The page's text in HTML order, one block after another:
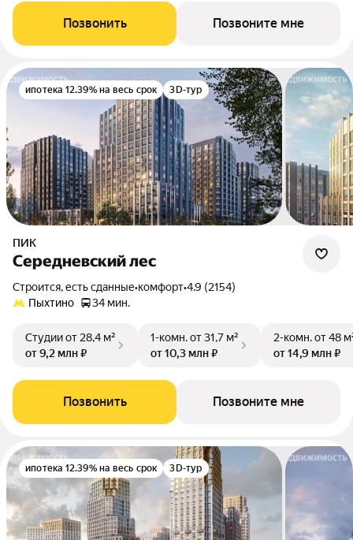
Позвонить Позвоните мне
ипотека 12.39% на весь срок 3D-тур
ПИК
Середневский лес
Строится, есть сданные•комфорт•4.9 (2154)
Пыхтино
34 мин.
Студииот 28,4 м²
от 9,2 млн ₽
1-комн.от 31,7 м²
от 10,3 млн ₽
2-комн.от 48
от 14,9 млн ₽
Позвонить Позвоните мне
ипотека 12.39% на весь срок 3D-тур